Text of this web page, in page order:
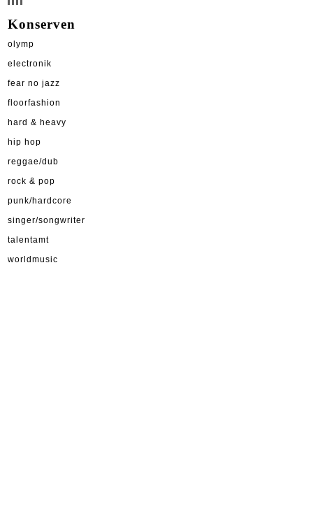
Konserven
olymp
electronik
fear no jazz
floorfashion
hard & heavy
hip hop
reggae/dub
rock & pop
punk/hardcore
singer/songwriter
talentamt
worldmusic